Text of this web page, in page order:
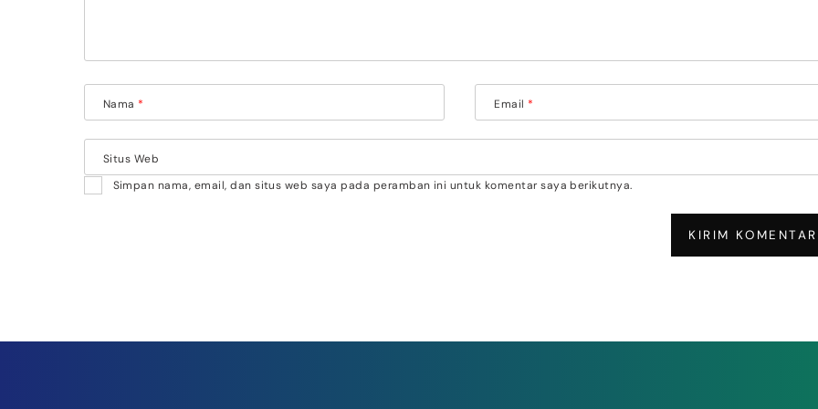
Nama * Email *
Situs Web
Simpan nama, email, dan situs web saya pada peramban ini untuk komentar saya berikutnya.